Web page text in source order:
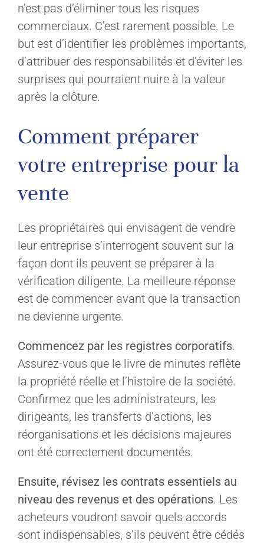
n’est pas d’éliminer tous les risques
commerciaux. C’est rarement possible. Le
but est d’identifier les problèmes importants,
d’attribuer des responsabilités et d’éviter les
surprises qui pourraient nuire à la valeur
après la clôture.
Comment préparer
votre entreprise pour la
vente
Les propriétaires qui envisagent de vendre
leur entreprise s’interrogent souvent sur la
façon dont ils peuvent se préparer à la
vérification diligente. La meilleure réponse
est de commencer avant que la transaction
ne devienne urgente.
Commencez par les registres corporatifs.
Assurez-vous que le livre de minutes reflète
la propriété réelle et l’histoire de la société.
Confirmez que les administrateurs, les
dirigeants, les transferts d’actions, les
réorganisations et les décisions majeures
ont été correctement documentés.
Ensuite, révisez les contrats essentiels au
niveau des revenus et des opérations. Les
acheteurs voudront savoir quels accords
sont indispensables, s’ils peuvent être cédés